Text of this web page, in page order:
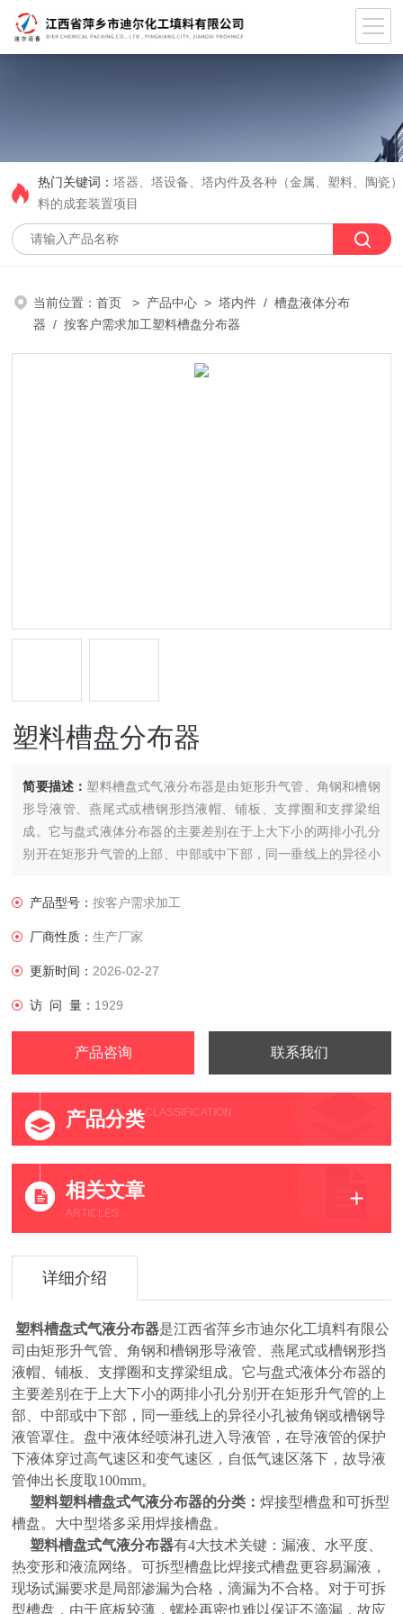
热门关键词：塔器、塔设备、塔内件及各种（金属、塑料、陶瓷
料的成套装置项目
当前位置：首页 > 产品中心 >塔内件 /槽盘液体分布
器 / 按客户需求加工塑料槽盘分布器
塑料槽盘分布器
简要描述： 塑料槽盘式气液分布器是由矩形升气管、角钢和槽钢
形导液管、燕尾式或槽钢形挡液帽、铺板、支撑圈和支撑梁组
成。它与盘式液体分布器的主要差别在于上大下小的两排小孔分
别开在矩形升气管的上部、中部或中下部，同一垂线上的异径小
产品型号：按客户需求加工
厂商性质：生产厂家
更新时间： 2026-02-27
访 问 量： 1929
产品咨询 联系我们
产品分类CLASSIFICATION
相关文章
ARTICLES
详细介绍
塑料槽盘式气液分布器是江西省萍乡市迪尔化工填料有限公
司由矩形升气管、角钢和槽钢形导液管、燕尾式或槽钢形挡
液帽、铺板、支撑圈和支撑梁组成。它与盘式液体分布器的
主要差别在于上大下小的两排小孔分别开在矩形升气管的上
部、中部或中下部，同一垂线上的异径小孔被角钢或槽钢导
液管罩住。盘中液体经喷淋孔进入导液管，在导液管的保护
下液体穿过高气速区和变气速区，自低气速区落下，故导液
管伸出长度取100mm。
塑料塑料槽盘式气液分布器的分类：焊接型槽盘和可拆型
槽盘。大中型塔多采用焊接槽盘。
塑料槽盘式气液分布器有4大技术关键：漏液、水平度、
热变形和液流网络。可拆型槽盘比焊接式槽盘更容易漏液，
现场试漏要求是局部渗漏为合格，滴漏为不合格。对于可拆
型槽盘，由于底板较薄，螺栓再密也难以保证不滴漏，故应